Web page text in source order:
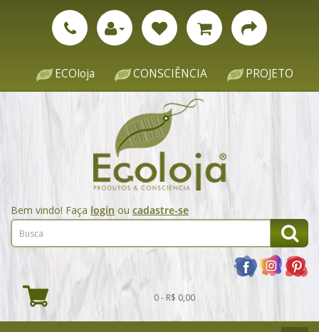
ECOloja CONSCIÊNCIA PROJETO
Bem vindo! Faça login ou cadastre-se
0 - R$ 0,00